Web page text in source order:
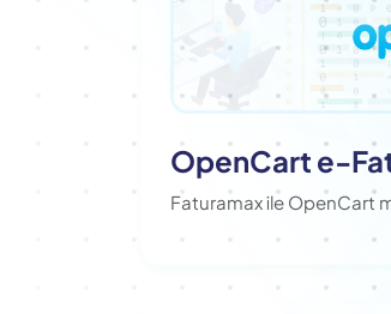
OpenCart e-
Faturamax ile OpenCart